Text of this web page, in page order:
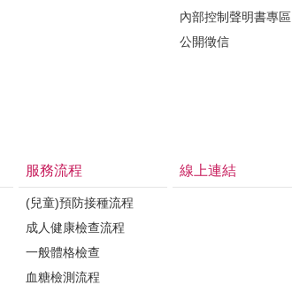
內部控制聲明書專區
公開徵信
服務流程
(兒童)預防接種流程
成人健康檢查流程
一般體格檢查
血糖檢測流程
線上連結